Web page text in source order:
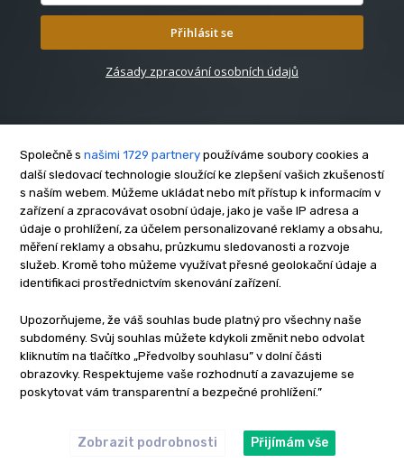
Přihlásit se
Zásady zpracování osobních údajů
O nás
Kontakt
Reklama
Zásady soukromí
Privacy policy
Cookies
Etický kodex
Redakce
Společně s našimi 1729 partnery používáme soubory cookies a
další sledovací technologie sloužící ke zlepšení vašich zkušeností
s naším webem. Můžeme ukládat nebo mít přístup k informacím v
zařízení a zpracovávat osobní údaje, jako je vaše IP adresa a
údaje o prohlížení, za účelem personalizované reklamy a obsahu,
měření reklamy a obsahu, průzkumu sledovanosti a rozvoje
služeb. Kromě toho můžeme využívat přesné geolokační údaje a
identifikaci prostřednictvím skenování zařízení.
Upozorňujeme, že váš souhlas bude platný pro všechny naše
subdomény. Svůj souhlas můžete kdykoli změnit nebo odvolat
kliknutím na tlačítko „Předvolby souhlasu” v dolní části
obrazovky. Respektujeme vaše rozhodnutí a zavazujeme se
poskytovat vám transparentní a bezpečné prohlížení.”
Zobrazit podrobnosti Přijímám vše